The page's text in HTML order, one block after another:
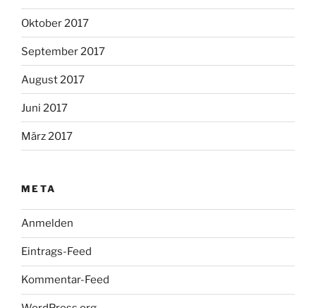
Oktober 2017
September 2017
August 2017
Juni 2017
März 2017
META
Anmelden
Eintrags-Feed
Kommentar-Feed